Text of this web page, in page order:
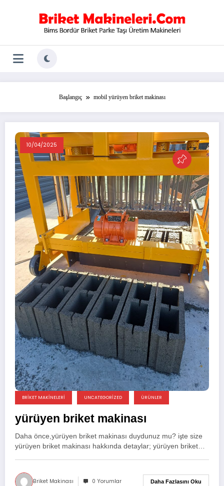
Başlangıç mobil yürüyen briket makinası
10/04/2025
BRIKET MAKINELERI UNCATEGORIZED ÜRÜNLER
yürüyen briket makinası
Daha önce,yürüyen briket makinası duydunuz mu? işte size
yürüyen briket makinası hakkında detaylar; yürüyen briket…
Briket Makinası 0 Yorumlar Daha Fazlasını Oku